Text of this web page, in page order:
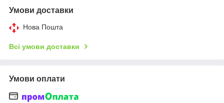
Умови доставки
Нова Пошта
Всі умови доставки
Умови оплати